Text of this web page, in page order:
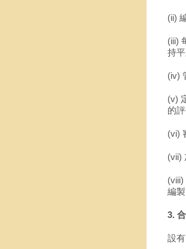
(ii)
(iii)
持
(iv)
(v)
的評
(vi)
(vii)
編製
3.
設